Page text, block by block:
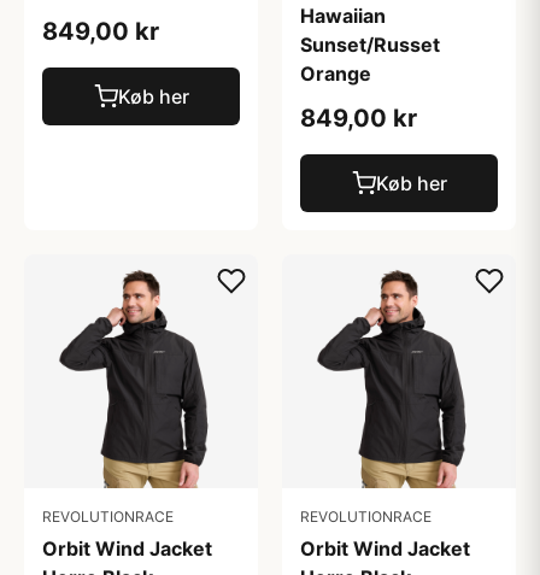
849,00 kr
Køb her
Hawaiian
Sunset/Russet
Orange
849,00 kr
Køb her
REVOLUTIONRACE
Orbit Wind Jacket
REVOLUTIONRACE
Orbit Wind Jacket